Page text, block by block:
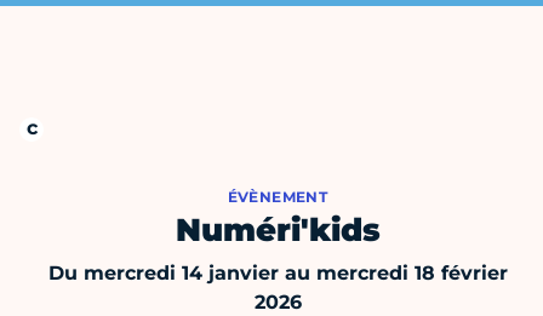
ÉVÈNEMENT
Numéri'kids
Du mercredi 14 janvier au mercredi 18 février
2026